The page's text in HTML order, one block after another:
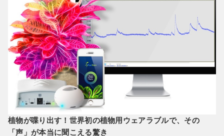
植物が喋り出す！世界初の植物用ウェアラブルで、その
「声」が本当に聞こえる驚き